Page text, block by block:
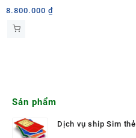
DAP88B
8.800.000 ₫
Sản phẩm
Dịch vụ ship Sim thẻ